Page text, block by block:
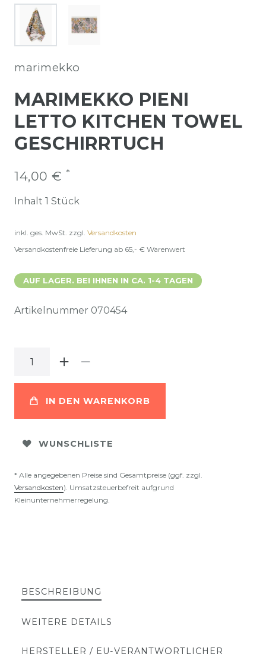
marimekko
MARIMEKKO PIENI
LETTO KITCHEN TOWEL
GESCHIRRTUCH
14,00 € *
Inhalt 1 Stück
inkl. ges. MwSt. zzgl. Versandkosten
Versandkostenfreie Lieferung ab 65,- € Warenwert
AUF LAGER. BEI IHNEN IN CA. 1-4 TAGEN
Artikelnummer 070454
IN DEN WARENKORB
WUNSCHLISTE
* Alle angegebenen Preise sind Gesamtpreise (ggf. zzgl.
Versandkosten). Umsatzsteuerbefreit aufgrund
Kleinunternehmerregelung.
BESCHREIBUNG
WEITERE DETAILS
HERSTELLER / EU-VERANTWORTLICHER